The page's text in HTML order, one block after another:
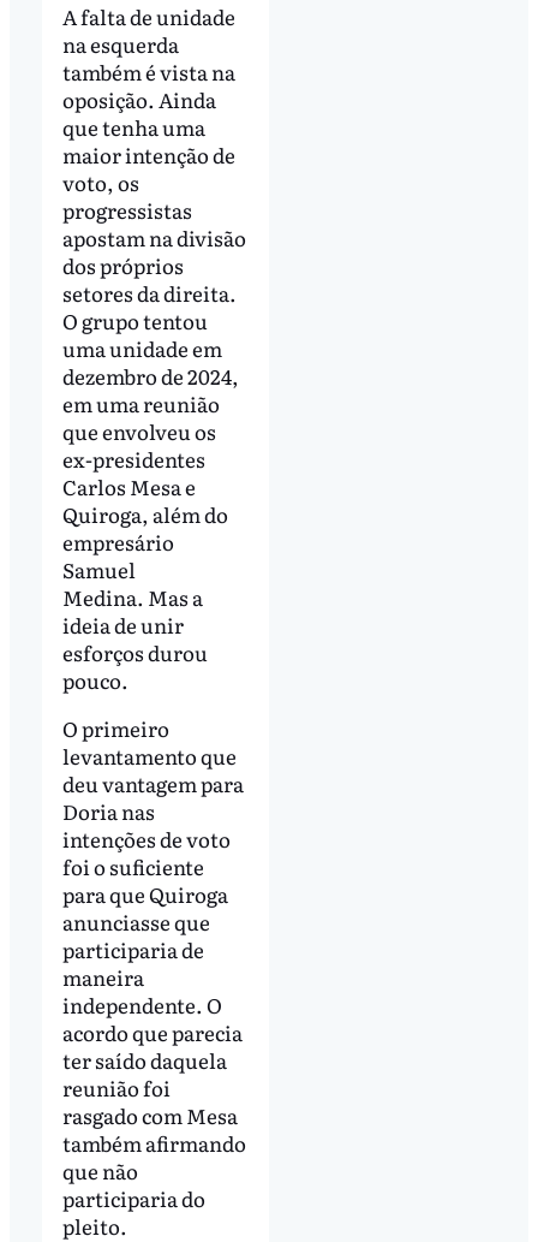
A falta de unidade
na esquerda
também é vista na
oposição. Ainda
que tenha uma
maior intenção de
voto, os
progressistas
apostam na divisão
dos próprios
setores da direita.
O grupo tentou
uma unidade em
dezembro de 2024,
em uma reunião
que envolveu os
ex-presidentes
Carlos Mesa e
Quiroga, além do
empresário
Samuel
Medina. Mas a
ideia de unir
esforços durou
pouco.
O primeiro
levantamento que
deu vantagem para
Doria nas
intenções de voto
foi o suficiente
para que Quiroga
anunciasse que
participaria de
maneira
independente. O
acordo que parecia
ter saído daquela
reunião foi
rasgado com Mesa
também afirmando
que não
participaria do
pleito.